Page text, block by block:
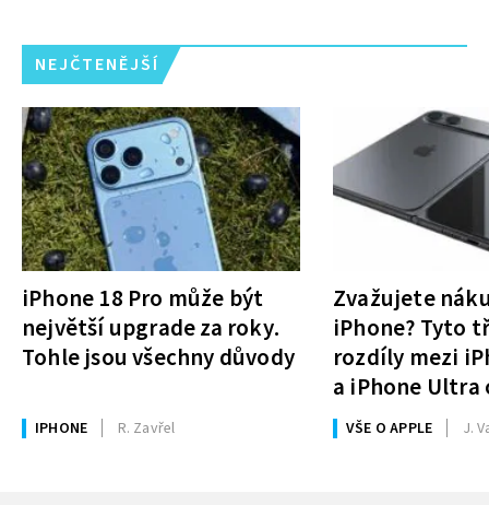
NEJČTENĚJŠÍ
iPhone 18 Pro může být
největší upgrade za roky.
Tohle jsou všechny důvody
IPHONE R. Zavřel
Zvažujete
iPhone? Tyto
rozdíly mezi
a iPhone Ultra
rozhodnutí
VŠE O APPLE J.